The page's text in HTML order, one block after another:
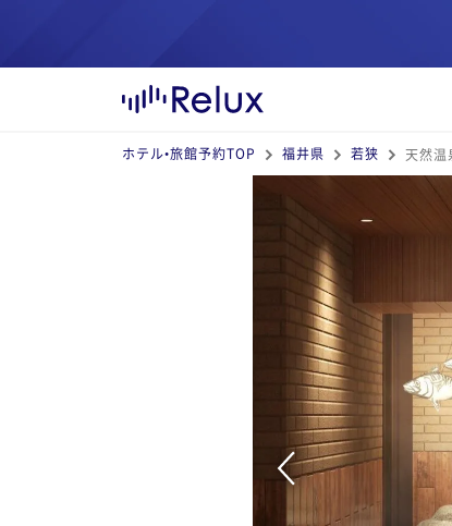
ホテル•旅館予約TOP 福井県 若狭 天然温